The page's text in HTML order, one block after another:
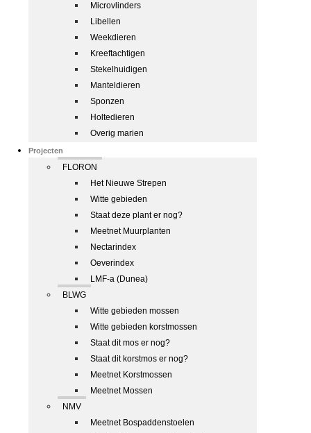
Microvlinders
Libellen
Weekdieren
Kreeftachtigen
Stekelhuidigen
Manteldieren
Sponzen
Holtedieren
Overig marien
Projecten
FLORON
Het Nieuwe Strepen
Witte gebieden
Staat deze plant er nog?
Meetnet Muurplanten
Nectarindex
Oeverindex
LMF-a (Dunea)
BLWG
Witte gebieden mossen
Witte gebieden korstmossen
Staat dit mos er nog?
Staat dit korstmos er nog?
Meetnet Korstmossen
Meetnet Mossen
NMV
Meetnet Bospaddenstoelen